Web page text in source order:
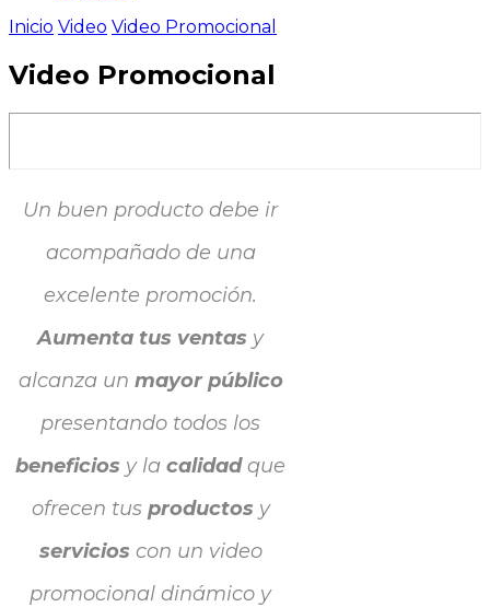
Inicio Video Video Promocional
Video Promocional
Un buen producto debe ir
acompañado de una
excelente promoción.
Aumenta tus ventas y
alcanza un mayor público
presentando todos los
beneficios y lacalidadque
ofrecen tus productos y
servicios con un video
promocional dinámico y